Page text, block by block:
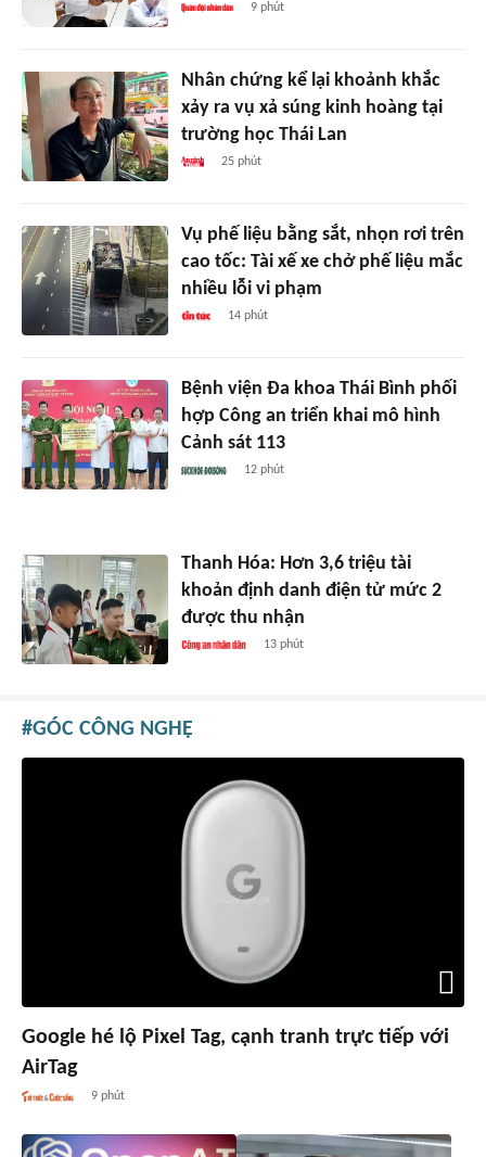
9 phút
Nhân chứng kể lại khoảnh khắc
xảy ra vụ xả súng kinh hoàng tại
trường học Thái Lan
25 phút
Vụ phế liệu bằng sắt, nhọn rơi trên
cao tốc: Tài xế xe chở phế liệu mắc
nhiều lỗi vi phạm
14 phút
Bệnh viện Đa khoa Thái Bình phối
hợp Công an triển khai mô hình
Cảnh sát 113
12 phút
Thanh Hóa: Hơn 3,6 triệu tài
khoản định danh điện tử mức 2
được thu nhận
13 phút
GÓC CÔNG NGHỆ
Google hé lộ Pixel Tag, cạnh tranh trực tiếp với
AirTag
9 phút